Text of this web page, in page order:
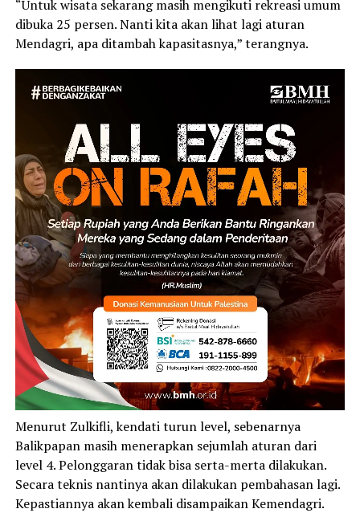
“Untuk wisata sekarang masih mengikuti rekreasi umum
dibuka 25 persen. Nanti kita akan lihat lagi aturan
Mendagri, apa ditambah kapasitasnya,” terangnya.
Menurut Zulkifli, kendati turun level, sebenarnya
Balikpapan masih menerapkan sejumlah aturan dari
level 4. Pelonggaran tidak bisa serta-merta dilakukan.
Secara teknis nantinya akan dilakukan pembahasan lagi.
Kepastiannya akan kembali disampaikan Kemendagri.